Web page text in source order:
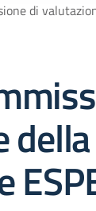
di
della